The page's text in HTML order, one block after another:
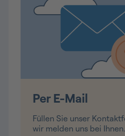
Per E-Mail
Füllen Sie unser
wir melden uns bei Ihnen.